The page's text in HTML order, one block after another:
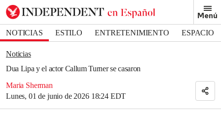
Menú
NOTICIAS ESTILO ENTRETENIMIENTO
ESPACIO
DEPORTES
Noticias
Dua Lipa y el actor Callum Turner se casaron
Maria Sherman
Lunes, 01 de junio de 2026 18:24 EDT
Bookmark popover
Removed from bookmarks
Close popover